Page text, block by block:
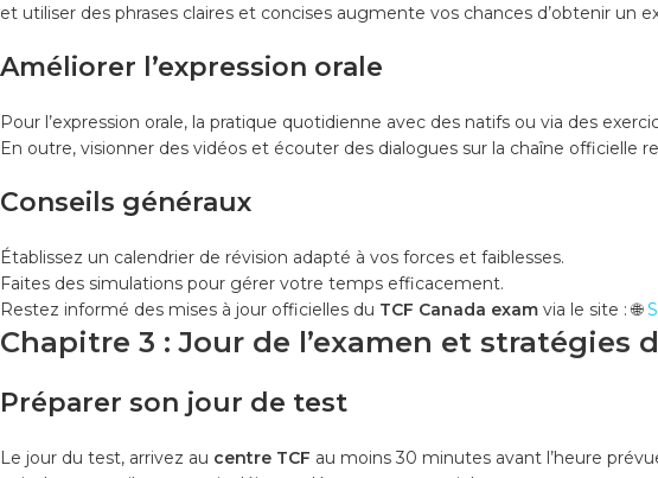
et utiliser des phrases claires et concises augmente vos chances d’obtenir un
Améliorer l’expression orale
Pour l’expression orale, la pratique quotidienne avec des natifs ou via des
En outre, visionner des vidéos et écouter des dialogues sur la chaîne officielle
Conseils généraux
Établissez un calendrier de révision adapté à vos forces et faiblesses.
Faites des simulations pour gérer votre temps efficacement.
Restez informé des mises à jour officielles du TCF Canada exam via le site :🌐
Chapitre 3 : Jour de l’examen et stratégies
Préparer son jour de test
Le jour du test, arrivez au centre TCF au moins 30 minutes avant l’heure